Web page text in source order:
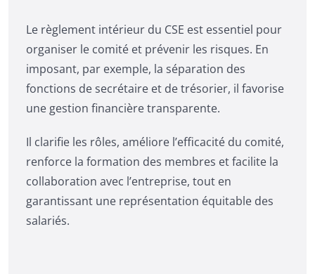
Le règlement intérieur du CSE est essentiel pour
organiser le comité et prévenir les risques. En
imposant, par exemple, la séparation des
fonctions de secrétaire et de trésorier, il favorise
une gestion financière transparente.
Il clarifie les rôles, améliore l’efficacité du comité,
renforce la formation des membres et facilite la
collaboration avec l’entreprise, tout en
garantissant une représentation équitable des
salariés.